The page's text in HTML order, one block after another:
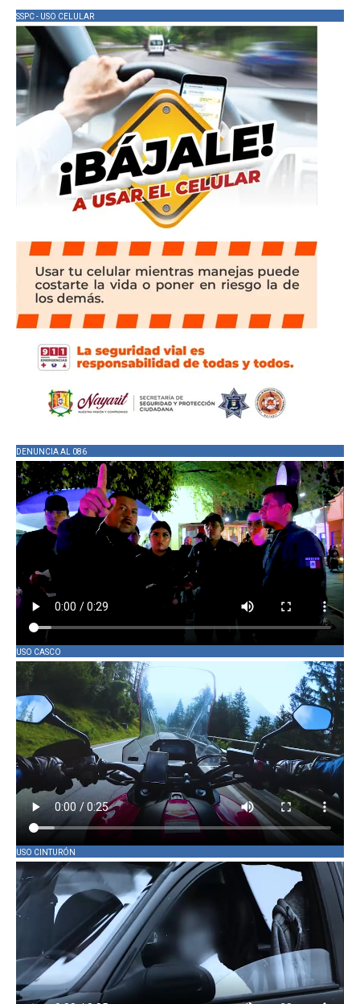
SSPC - USO CELULAR
DENUNCIA AL 086
USO CASCO
USO CINTURÓN